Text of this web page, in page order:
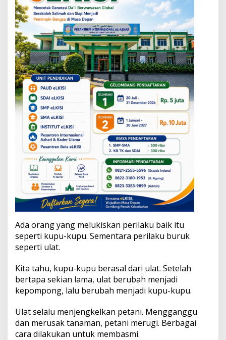
Ada orang yang melukiskan perilaku baik itu
seperti kupu-kupu. Sementara perilaku buruk
seperti ulat.
Kita tahu, kupu-kupu berasal dari ulat. Setelah
bertapa sekian lama, ulat berubah menjadi
kepompong, lalu berubah menjadi kupu-kupu.
Ulat selalu menjengkelkan petani. Mengganggu
dan merusak tanaman, petani merugi. Berbagai
cara dilakukan untuk membasmi.